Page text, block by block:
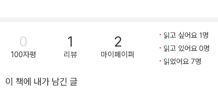
양이의 골골송이 흘러나올 게다』 등이 있다. 전숙희문학상을 수상했
0
100자평
1
리뷰
2
마이페이퍼
읽고 싶어요 1명
읽고 있어요 0명
읽었어요 7명
이 책에 내가 남긴 글